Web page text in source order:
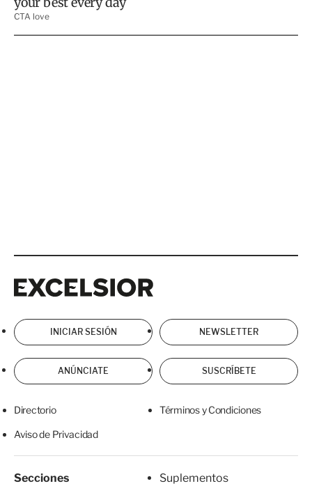
INICIAR SESIÓN NEWSLETTER
ANÚNCIATE SUSCRÍBETE
Directorio Términos y Condiciones
Aviso de Privacidad
Secciones
Suplementos